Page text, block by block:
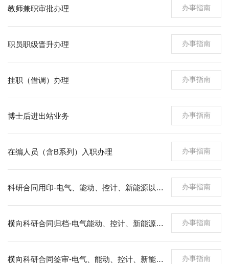
办事指南
教师兼职审批办理
办事指南
职员职级晋升办理
办事指南
挂职（借调）办理
办事指南
博士后进出站业务
办事指南
在编人员（含B系列）入职办理
办事指南
科研合同用印-电气、能动、控计、新能源以外院系
办事指南
横向科研合同归档-电气能动、控计、新能源以外其他院系
办事指南
横向科研合同签审-电气、能动、控计、新能源以外其他院系